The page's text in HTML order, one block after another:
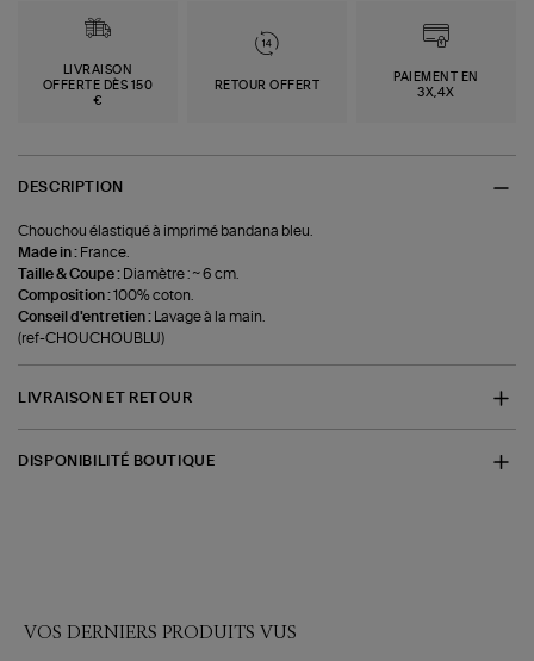
LIVRAISON
OFFERTE DÈS 150
€
RETOUR OFFERT
PAIEMENT EN
3X,4X
DESCRIPTION
Chouchou élastiqué à imprimé bandana bleu.
Made in : France.
Taille & Coupe : Diamètre : ~ 6 cm.
Composition :100% coton.
Conseil d'entretien :
Lavage à la main.
(ref-CHOUCHOUBLU)
LIVRAISON ET RETOUR
DISPONIBILITÉ BOUTIQUE
VOS DERNIERS PRODUITS VUS